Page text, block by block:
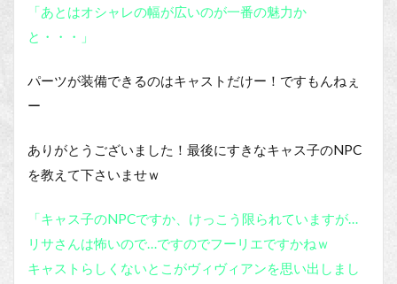
「あとはオシャレの幅が広いのが一番の魅力か
と・・・」
パーツが装備できるのはキャストだけー！ですもんねぇ
ー
ありがとうございました！最後にすきなキャス子のNPC
を教えて下さいませｗ
「キャス子のNPCですか、けっこう限られていますが…
リサさんは怖いので…ですのでフーリエですかねｗ
キャストらしくないとこがヴィヴィアンを思い出しまし